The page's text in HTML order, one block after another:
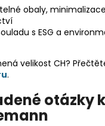
obaly,
s ESG a
velikost CH?
.
otázky